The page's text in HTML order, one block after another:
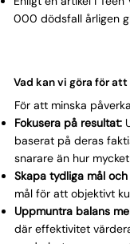
000 dödsfall årligen
Vad kan vi göra för
För att minska
Fokusera på resultat:
baserat på deras
snarare än hur
Skapa tydliga mål
mål för att objektivt
Uppmuntra balans
där effektivitet